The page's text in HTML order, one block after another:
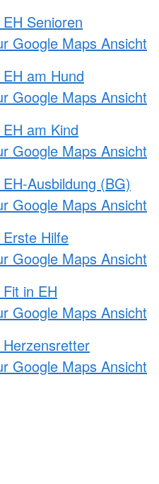
Senioren
Google Maps Ansicht
am Hund
Google Maps Ansicht
am Kind
Google Maps Ansicht
Ausbildung (BG)
Google Maps Ansicht
Hilfe
Google Maps Ansicht
in EH
Google Maps Ansicht
Google Maps Ansicht